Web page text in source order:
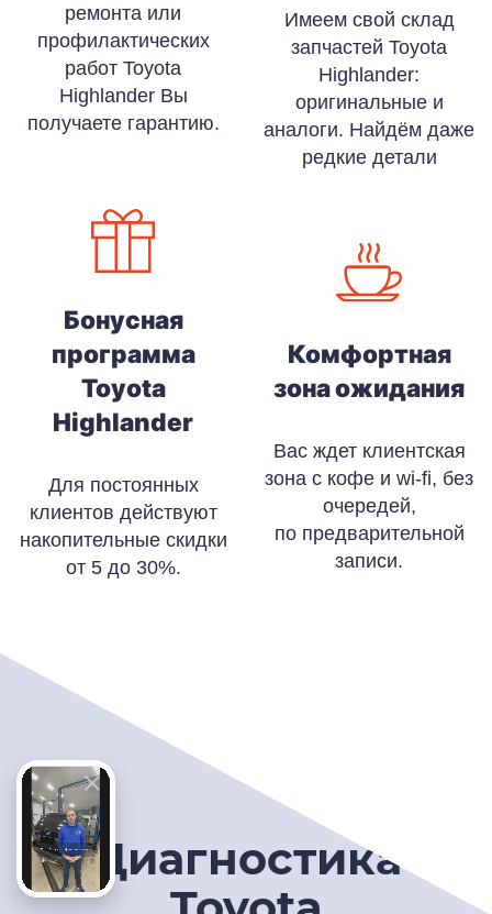
ремонта или
профилактических
работ Toyota
Highlander Вы
получаете гарантию.
Бонусная
программа
Toyota
Highlander
Для постоянных
клиентов действуют
накопительные скидки
от 5 до 30%.
Имеем свой склад
запчастей Toyota
Highlander:
оригинальные и
аналоги. Найдём даже
редкие детали
Комфортная
зона ожидания
Вас ждет клиентская
зона с кофе и wi-fi, без
очередей,
по предварительной
записи.
Диагностика